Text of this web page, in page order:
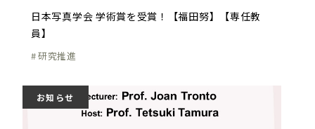
日本写真学会 学術賞を受賞！【福田努】【専任教
員】
研究推進
お知らせ